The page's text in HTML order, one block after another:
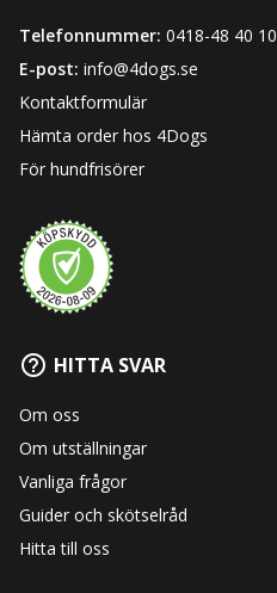
Telefonnummer: 0418-48 40 10
E-post: info@4dogs.se
Kontaktformulär
Hämta order hos 4Dogs
För hundfrisörer
HITTA SVAR
Om oss
Om utställningar
Vanliga frågor
Guider och skötselråd
Hitta till oss